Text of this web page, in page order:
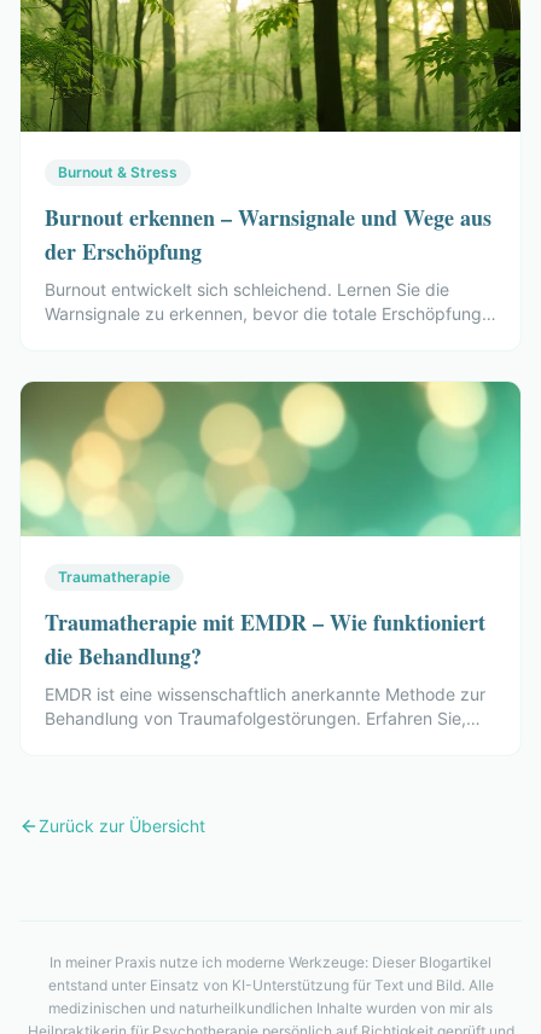
Burnout & Stress
Burnout erkennen – Warnsignale und Wege aus
der Erschöpfung
Burnout entwickelt sich schleichend. Lernen Sie die
Warnsignale zu erkennen, bevor die totale Erschöpfung
Traumatherapie
Traumatherapie mit EMDR – Wie funktioniert
die Behandlung?
EMDR ist eine wissenschaftlich anerkannte Methode zur
Behandlung von Traumafolgestörungen. Erfahren Sie,
Zurück zur Übersicht
In meiner Praxis nutze ich moderne Werkzeuge: Dieser Blogartikel
entstand unter Einsatz von KI-Unterstützung für Text und Bild. Alle
medizinischen und naturheilkundlichen Inhalte wurden von mir als